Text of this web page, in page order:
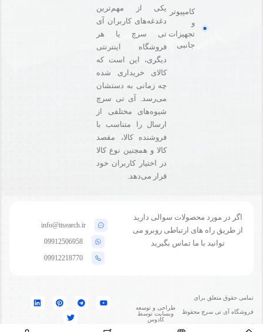
کامپیوتر
و
تجهیزات
جانبی
یکی از مهم‌ترین
دغدغه‌های کاربران آی
تی سرچ یا هر
فروشگاه‌ اینترنتی
دیگری، این است که
کالای خریداری شده
چه زمانی به دستشان
می‌رسد. آی تی سرچ
شیوه‌های مختلفی از
ارسال را متناسب با
فروشنده کالا،‌ مقصد
کالا و همچنین نوع کالا
در اختیار کاربران خود
قرار می‌دهد.
اگر در مورد محصولات سوالی دارید
از طریق راه های ارتباطی روبرو می
توانید با ما تماس بگیرید
info@itsearch.ir
09912506958
09912218770
تمامی حقوق متعلق برای
فروشگاه آی تی سرچ محفوظ
است
طراحی و توسعه
وبسایت توسط
کادوس